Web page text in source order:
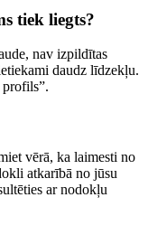
tiek liegts?
nav izpildītas
daudz līdzekļu.
profils”.
vērā, ka laimesti no
atkarībā no jūsu
ar nodokļu